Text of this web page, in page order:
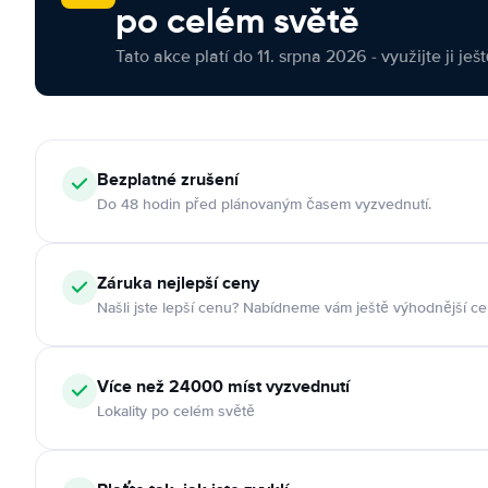
po celém světě
Tato akce platí do 11. srpna 2026 - využijte ji
Bezplatné zrušení
Do 48 hodin před plánovaným časem vyzvednutí.
Záruka nejlepší ceny
Našli jste lepší cenu? Nabídneme vám ještě výhodnější
Více než 24000 míst vyzvednutí
Lokality po celém světě